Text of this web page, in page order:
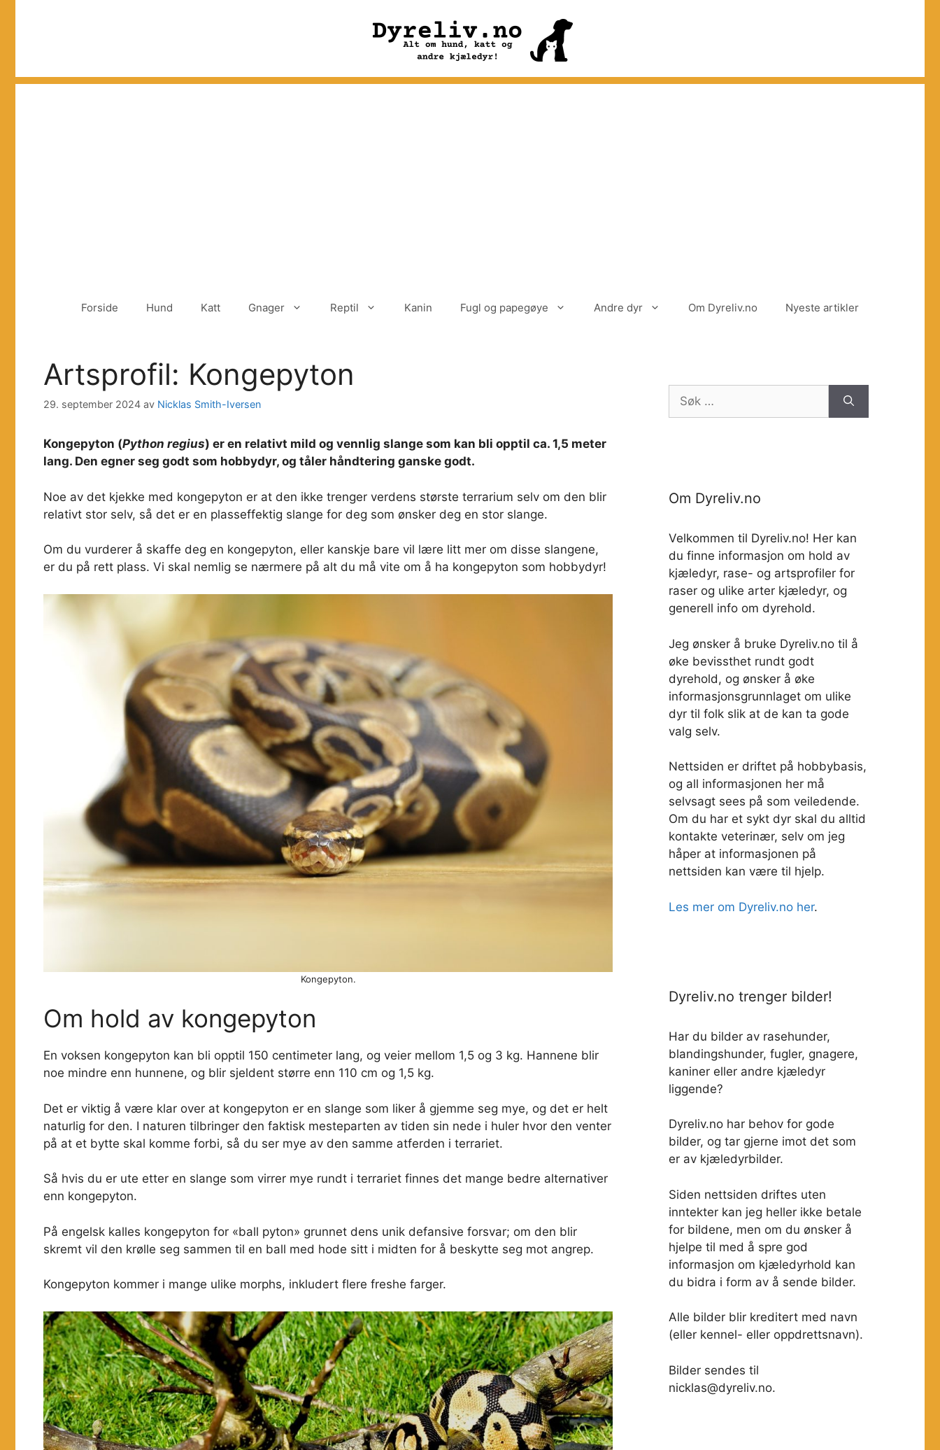
Forside Hund Katt Gnager Reptil Kanin Fugl og papegøye Andre dyr Om Dyreliv.no Nyeste artikler
Artsprofil: Kongepyton
29. september 2024 av Nicklas Smith-Iversen
Kongepyton (Python regius) er en relativt mild og vennlig slange som kan bli opptil ca. 1,5 meter
lang. Den egner seg godt som hobbydyr, og tåler håndtering ganske godt.
Noe av det kjekke med kongepyton er at den ikke trenger verdens største terrarium selv om den blir
relativt stor selv, så det er en plasseffektig slange for deg som ønsker deg en stor slange.
Om du vurderer å skaffe deg en kongepyton, eller kanskje bare vil lære litt mer om disse slangene,
er du på rett plass. Vi skal nemlig se nærmere på alt du må vite om å ha kongepyton som hobbydyr!
Kongepyton.
Om hold av kongepyton
En voksen kongepyton kan bli opptil 150 centimeter lang, og veier mellom 1,5 og 3 kg. Hannene blir
noe mindre enn hunnene, og blir sjeldent større enn 110 cm og 1,5 kg.
Det er viktig å være klar over at kongepyton er en slange som liker å gjemme seg mye, og det er helt
naturlig for den. I naturen tilbringer den faktisk mesteparten av tiden sin nede i huler hvor den venter
på at et bytte skal komme forbi, så du ser mye av den samme atferden i terrariet.
Så hvis du er ute etter en slange som virrer mye rundt i terrariet finnes det mange bedre alternativer
enn kongepyton.
På engelsk kalles kongepyton for «ball pyton» grunnet dens unik defansive forsvar; om den blir
skremt vil den krølle seg sammen til en ball med hode sitt i midten for å beskytte seg mot angrep.
Kongepyton kommer i mange ulike morphs, inkludert flere freshe farger.
Søk
etter:
Om Dyreliv.no
Velkommen til Dyreliv.no! Her kan
du finne informasjon om hold av
kjæledyr, rase- og artsprofiler for
raser og ulike arter kjæledyr, og
generell info om dyrehold.
Jeg ønsker å bruke Dyreliv.no til å
øke bevissthet rundt godt
dyrehold, og ønsker å øke
informasjonsgrunnlaget om ulike
dyr til folk slik at de kan ta gode
valg selv.
Nettsiden er driftet på hobbybasis,
og all informasjonen her må
selvsagt sees på som veiledende.
Om du har et sykt dyr skal du alltid
kontakte veterinær, selv om jeg
håper at informasjonen på
nettsiden kan være til hjelp.
Les mer om Dyreliv.no her.
Dyreliv.no trenger bilder!
Har du bilder av rasehunder,
blandingshunder, fugler, gnagere,
kaniner eller andre kjæledyr
liggende?
Dyreliv.no har behov for gode
bilder, og tar gjerne imot det som
er av kjæledyrbilder.
Siden nettsiden driftes uten
inntekter kan jeg heller ikke betale
for bildene, men om du ønsker å
hjelpe til med å spre god
informasjon om kjæledyrhold kan
du bidra i form av å sende bilder.
Alle bilder blir kreditert med navn
(eller kennel- eller oppdrettsnavn).
Bilder sendes til
nicklas@dyreliv.no.